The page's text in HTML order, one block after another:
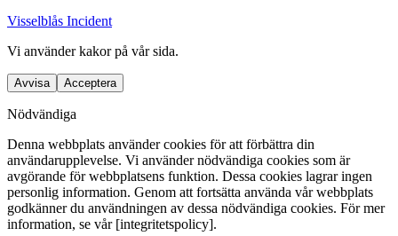
Visselblås Incident
Vi använderkakorpå vår sida.
Avvisa Acceptera
Nödvändiga
Denna webbplats använder cookies för att förbättra din
användarupplevelse. Vi använder nödvändiga cookies som är
avgörande för webbplatsens funktion. Dessa cookies lagrar ingen
personlig information. Genom att fortsätta använda vår webbplats
godkänner du användningen av dessa nödvändiga cookies. För mer
information, se vår [integritetspolicy].